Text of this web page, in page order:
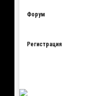
Форум
Регистрация